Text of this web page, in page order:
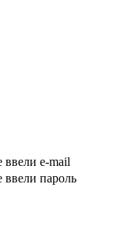
ввели e-mail
пароль